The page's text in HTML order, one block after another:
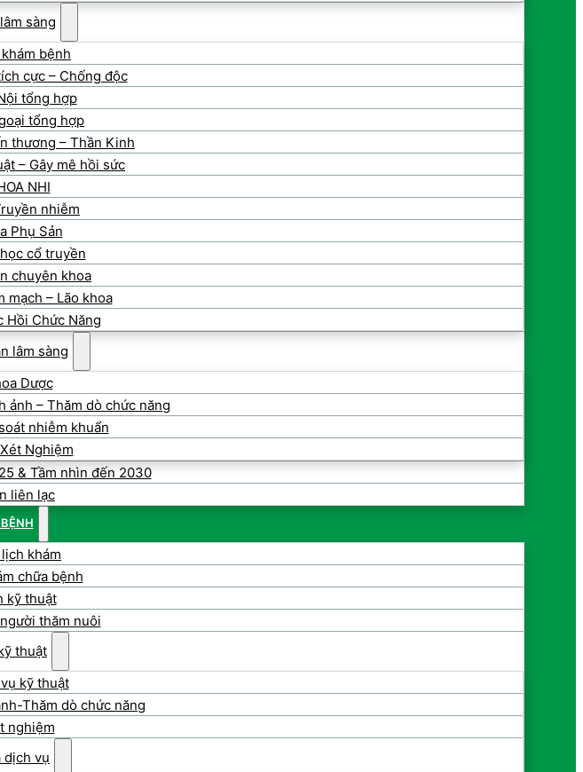
sàng
bệnh
cực – Chống độc
tổng hợp
tổng hợp
thương – Thần Kinh
– Gây mê hồi sức
NHI
nhiễm
Phụ Sản
cổ truyền
chuyên khoa
mạch – Lão khoa
Hồi Chức Năng
lâm sàng
Dược
ảnh – Thăm dò chức năng
nhiễm khuẩn
Nghiệm
& Tầm nhìn đến 2030
liên lạc
khám
chữa bệnh
kỹ thuật
thăm nuôi
thuật
kỹ thuật
Thăm dò chức năng
nghiệm
dịch vụ